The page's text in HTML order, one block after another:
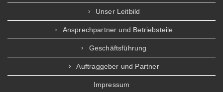
Unser Leitbild
Ansprechpartner und Betriebsteile
Geschäftsführung
Auftraggeber und Partner
Impressum